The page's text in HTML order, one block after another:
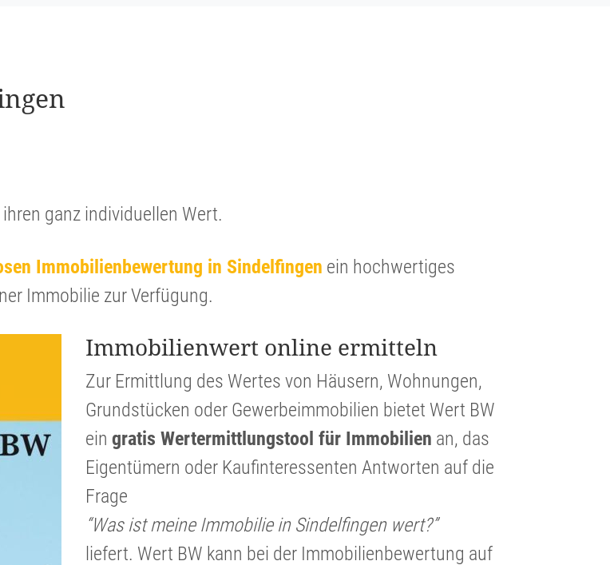
ganz indivi­du­ellen Wert.
Immobi­li­en­be­wer­tung in Sindelfingen ein hochwer­tiges
Immobilie zur Verfügung.
Immobi­li­en­wert online ermitteln
Zur Ermitt­lung des Wertes von Häusern, Wohnungen,
Grund­stücken oder Gewer­beim­mo­bi­lien bietet Wert BW
ein gratis Werter­mitt­lungs­tool für Immobi­lien an, das
Eigen­tü­mern oder Kaufin­ter­es­senten Antworten auf die
Frage
“Was ist meine Immobilie in Sindelfingen wert?”
liefert. Wert BW kann bei der Immobi­li­en­be­wer­tung auf